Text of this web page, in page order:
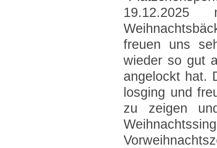
freuen uns
wieder so gut
angelockt hat.
losging und
zu zeigen